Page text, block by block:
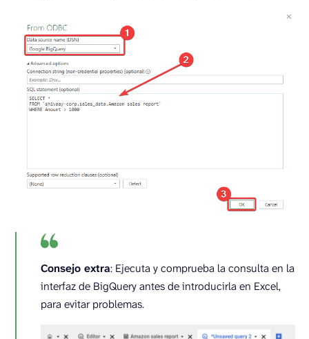
Consejo extra: Ejecuta y comprueba la consulta en la
interfaz de BigQuery antes de introducirla en Excel,
para evitar problemas.